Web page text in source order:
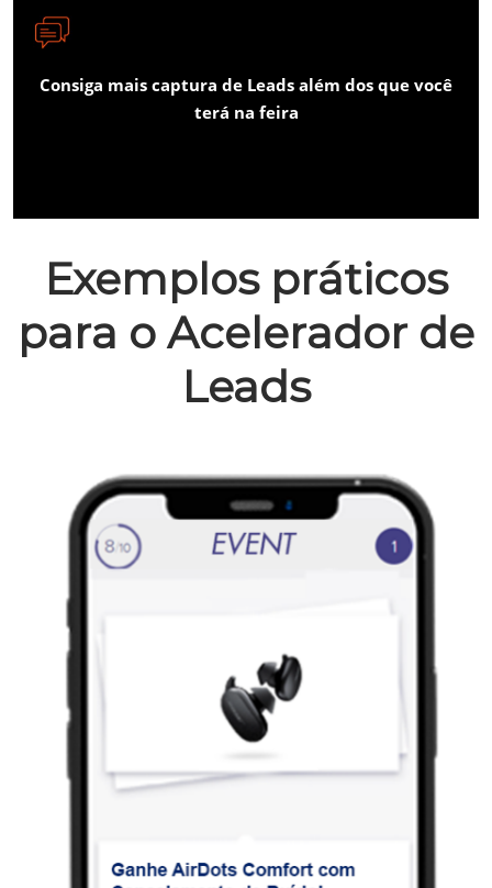
Consiga mais captura de Leads além dos que você
terá na feira
Exemplos práticos
para o Acelerador de
Leads